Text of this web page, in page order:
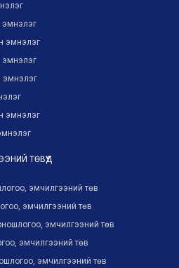
эмнэлэг
эмнэлэг
эмнэлэг
эмнэлэг
эмнэлэг
ТӨВҮҮД
эмчилгээний төв
эмчилгээний төв
эмчилгээний төв
эмчилгээний төв
эмчилгээний төв